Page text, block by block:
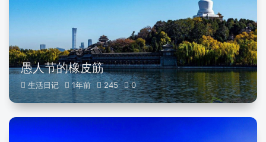
愚人节的橡皮筋
生活日记 1年前 245 0